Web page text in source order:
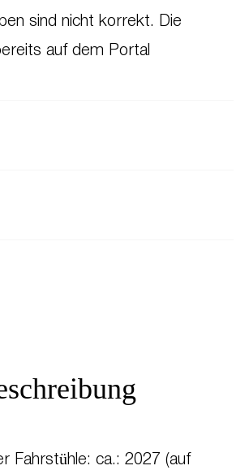
sind nicht korrekt. Die
auf dem Portal
Fahrstühle: ca.: 2027 (auf